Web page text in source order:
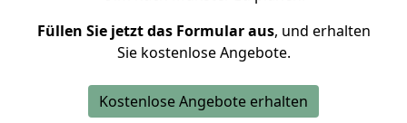
Füllen Sie jetzt das Formular aus, und erhalten
Sie kostenlose Angebote.
Kostenlose Angebote erhalten